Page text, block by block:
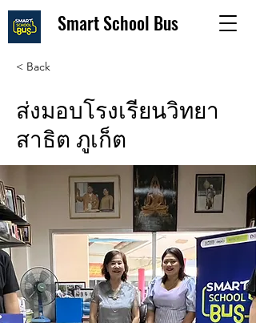
Smart School Bus
< Back
ส่งมอบโรงเรียนวิทยา
สาธิต ภูเก็ต